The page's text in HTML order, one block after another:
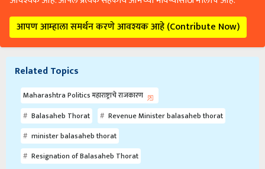
आपण आम्हाला समर्थन करणे आवश्यक आहे (Contribute Now)
Related Topics
Maharashtra Politics महाराष्ट्राचे राजकारण
Balasaheb Thorat
Revenue Minister balasaheb thorat
minister balasaheb thorat
Resignation of Balasaheb Thorat